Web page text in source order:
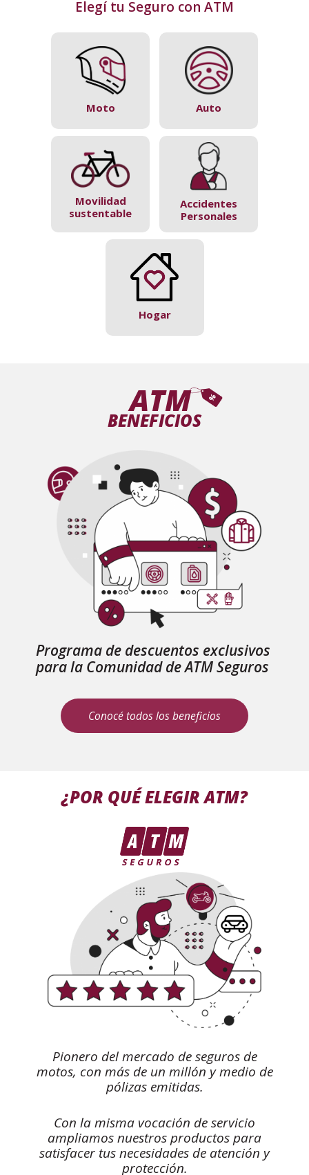
Elegí tu Seguro con ATM
Moto Auto
Movilidad
sustentable
Accidentes
Personales
Hogar
ATM
BENEFICIOS
Programa de descuentos exclusivos
para la Comunidad de ATM Seguros
Conocé todos los beneficios
¿POR QUÉ ELEGIR ATM?
Pionero del mercado de seguros de
motos, con más de un millón y medio de
pólizas emitidas.
Con la misma vocación de servicio
ampliamos nuestros productos para
satisfacer tus necesidades de atención y
protección.